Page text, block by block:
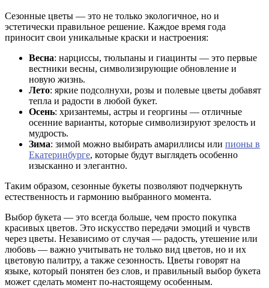
Сезонные цветы — это не только экологичное, но и
эстетически правильное решение. Каждое время года
приносит свои уникальные краски и настроения:
Весна: нарциссы, тюльпаны и гиацинты — это первые
вестники весны, символизирующие обновление и
новую жизнь.
Лето: яркие подсолнухи, розы и полевые цветы добавят
тепла и радости в любой букет.
Осень: хризантемы, астры и георгины — отличные
осенние варианты, которые символизируют зрелость и
мудрость.
Зима: зимой можно выбирать амариллисы или пионы в
Екатеринбурге, которые будут выглядеть особенно
изысканно и элегантно.
Таким образом, сезонные букеты позволяют подчеркнуть
естественность и гармонию выбранного момента.
Выбор букета — это всегда больше, чем просто покупка
красивых цветов. Это искусство передачи эмоций и чувств
через цветы. Независимо от случая — радость, утешение или
любовь — важно учитывать не только вид цветов, но и их
цветовую палитру, а также сезонность. Цветы говорят на
языке, который понятен без слов, и правильный выбор букета
может сделать момент по-настоящему особенным.